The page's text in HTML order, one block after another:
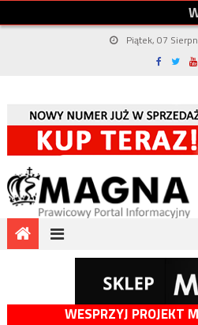
Piątek, 07
WESPRZYJ PROJEKT